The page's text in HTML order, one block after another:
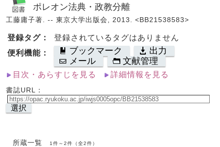
ポレオン法典・政教分離
工藤庸子著. -- 東京大学出版会, 2013. <BB21538583>
登録タグ：
登録されているタグはありません
便利機能：
ブックマーク
出力
メール
文献管理
目次・あらすじを見る 詳細情報を見る
書誌URL：
選択
所蔵一覧 1件～2件（全2件）